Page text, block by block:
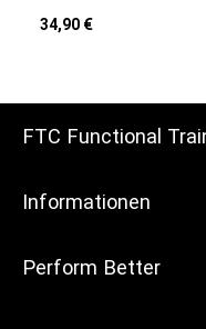
Thai, Sambo, Judo und
Regulärer Preis:
34,90 €
FTC Functional
Informationen
Perform Better